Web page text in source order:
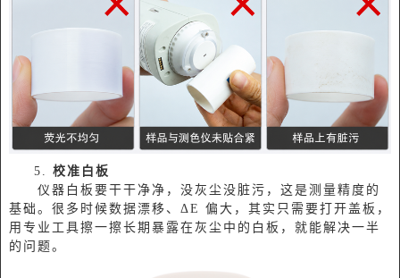
5. 校准白板
仪器白板要干干净净，没灰尘没脏污，这是测量精度的
基础。很多时候数据漂移、ΔE 偏大，其实只需要打开盖板，
用专业工具擦一擦长期暴露在灰尘中的白板，就能解决一半
的问题。